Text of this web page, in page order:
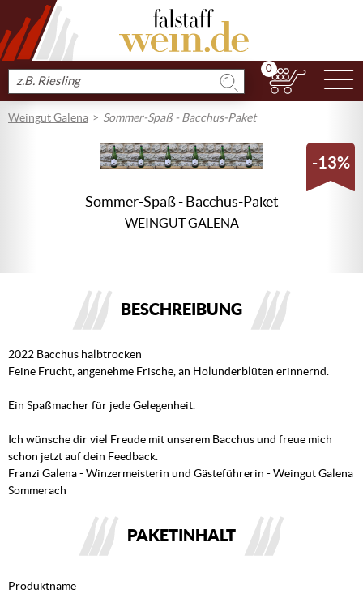
Produkt
suchen
0
Weingut Galena Sommer-Spaß - Bacchus-Paket
-13%
Sommer-Spaß - Bacchus-Paket
WEINGUT GALENA
BESCHREIBUNG
2022 Bacchus halbtrocken
Feine Frucht, angenehme Frische, an Holunderblüten erinnernd.
Ein Spaßmacher für jede Gelegenheit.
Ich wünsche dir viel Freude mit unserem Bacchus und freue mich
schon jetzt auf dein Feedback.
Franzi Galena - Winzermeisterin und Gästeführerin - Weingut Galena
Sommerach
PAKETINHALT
Produktname